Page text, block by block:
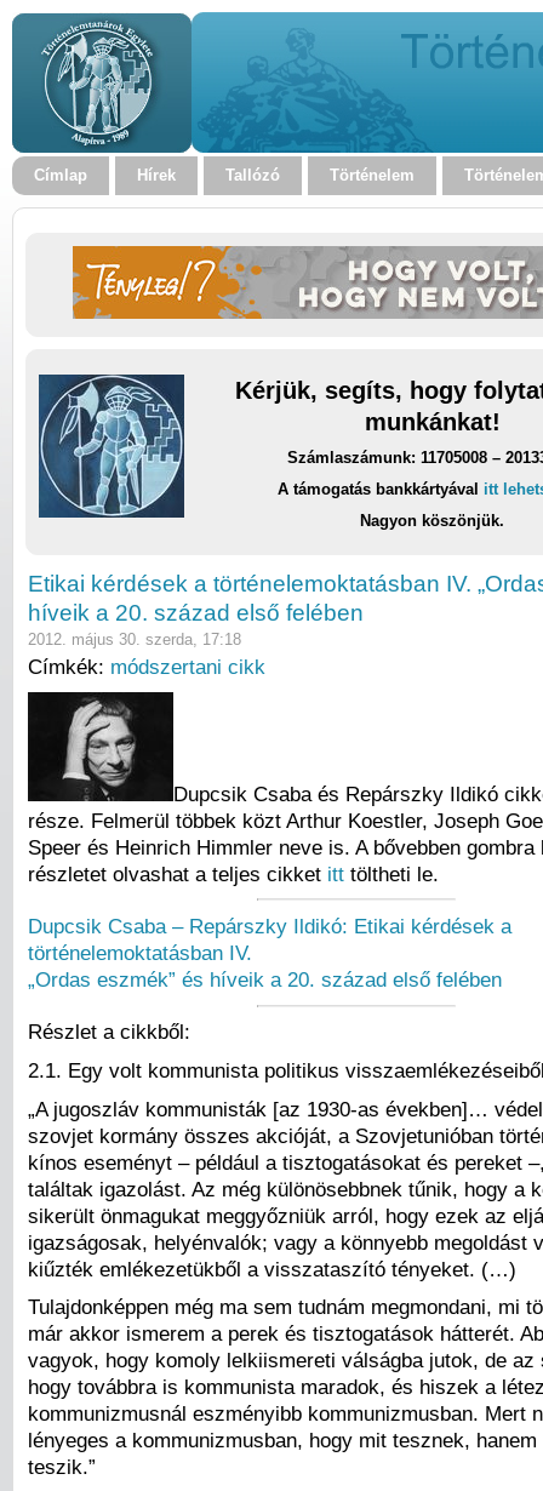
Címlap Hírek Tallózó Történelem
Kérjük, segíts, hogy
munkánkat!
Számlaszámunk: 11705008 –
A támogatás bankkártyával itt
Nagyon köszönjük.
Etikai kérdések a történelemoktatásban IV.
híveik a 20. század első felében
2012. május 30. szerda, 17:18
Címkék: módszertani cikk
Dupcsik Csaba és Repárszky Ildikó
része. Felmerül többek közt Arthur Koestler, Joseph
Speer és Heinrich Himmler neve is. A bővebben gombra
részletet olvashat a teljes cikket itt töltheti le.
Dupcsik Csaba – Repárszky Ildikó: Etikai kérdések a
történelemoktatásban IV.
„Ordas eszmék” és híveik a 20. század első felében
Részlet a cikkből:
2.1. Egy volt kommunista politikus
„A jugoszláv kommunisták [az 1930-as években]…
szovjet kormány összes akcióját, a Szovjetunióban
kínos eseményt – például a tisztogatásokat és pereket
találtak igazolást. Az még különösebbnek tűnik, hogy a
sikerült önmagukat meggyőzniük arról, hogy ezek az
igazságosak, helyénvalók; vagy a könnyebb megoldást
kiűzték emlékezetükből a visszataszító tényeket. (…)
Tulajdonképpen még ma sem tudnám megmondani, mi
már akkor ismerem a perek és tisztogatások hátterét.
vagyok, hogy komoly lelkiismereti válságba jutok, de az
hogy továbbra is kommunista maradok, és hiszek a
kommunizmusnál eszményibb kommunizmusban. Mert
lényeges a kommunizmusban, hogy mit tesznek,
teszik.”